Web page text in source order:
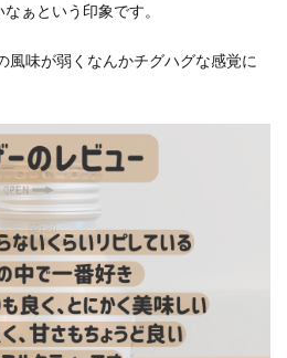
ぁという印象です。
風味が弱くなんかチグハグな感覚に